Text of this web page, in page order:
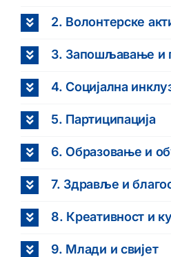
2. Волонтерске
3. Запошљавање и
4. Социјална
5. Партиципација
6. Образовање и
7. Здравље и
8. Креативност и
9. Млади и свијет